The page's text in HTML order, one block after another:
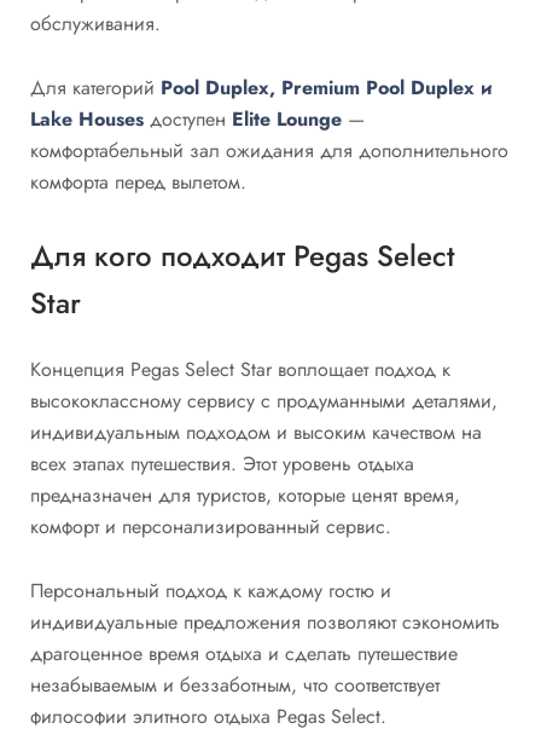
обслуживания.
Для категорий Pool Duplex, Premium Pool Duplex и
Lake Houses доступен Elite Lounge —
комфортабельный зал ожидания для дополнительного
комфорта перед вылетом.
Для кого подходит Pegas Select
Star
Концепция Pegas Select Star воплощает подход к
высококлассному сервису с продуманными деталями,
индивидуальным подходом и высоким качеством на
всех этапах путешествия. Этот уровень отдыха
предназначен для туристов, которые ценят время,
комфорт и персонализированный сервис.
Персональный подход к каждому гостю и
индивидуальные предложения позволяют сэкономить
драгоценное время отдыха и сделать путешествие
незабываемым и беззаботным, что соответствует
философии элитного отдыха Pegas Select.